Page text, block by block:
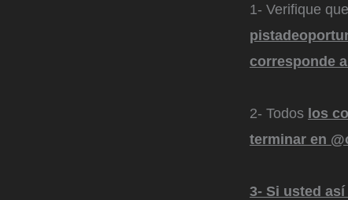
1- Verifique
corresponde
2- Todos los
terminar en
3- Si usted